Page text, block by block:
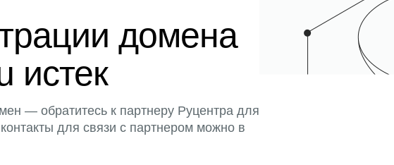
домена
истек
— обратитесь к партнеру Руцентра для
для связи с партнером можно в